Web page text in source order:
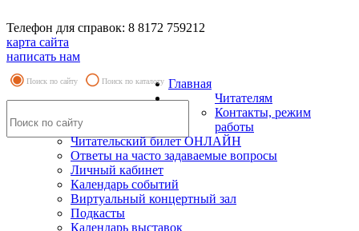
Телефон для справок: 8 8172 759212
карта сайта
написать нам
Поиск по сайту Поиск по каталогу Главная
Читателям
Контакты, режим
работы
Читательский билет ОНЛАЙН
Ответы на часто задаваемые вопросы
Личный кабинет
Календарь событий
Виртуальный концертный зал
Подкасты
Календарь выставок